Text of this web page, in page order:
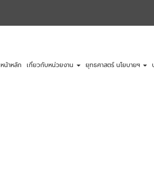
หน้าหลัก เกี่ยวกับหน่วยงาน ยุทธศาสตร์ นโยบายฯ